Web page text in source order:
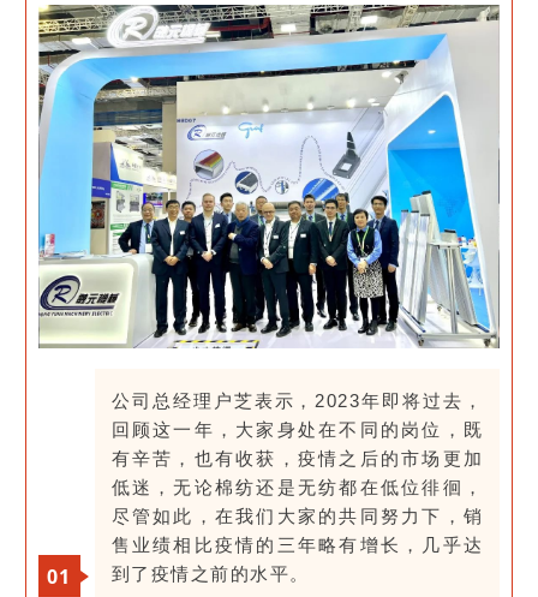
01
公司总经理户芝表示，2023年即将过去，
回顾这一年，大家身处在不同的岗位，既
有辛苦，也有收获，疫情之后的市场更加
低迷，无论棉纺还是无纺都在低位徘徊，
尽管如此，在我们大家的共同努力下，销
售业绩相比疫情的三年略有增长，几乎达
到了疫情之前的水平。